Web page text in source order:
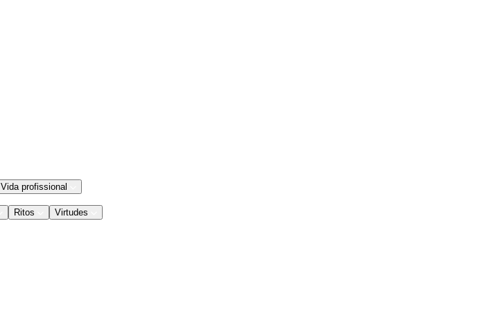
Vida profissional
Ritos Virtudes